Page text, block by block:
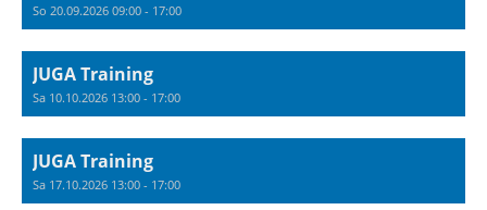
So 20.09.2026 09:00 - 17:00
JUGA Training
Sa 10.10.2026 13:00 - 17:00
JUGA Training
Sa 17.10.2026 13:00 - 17:00